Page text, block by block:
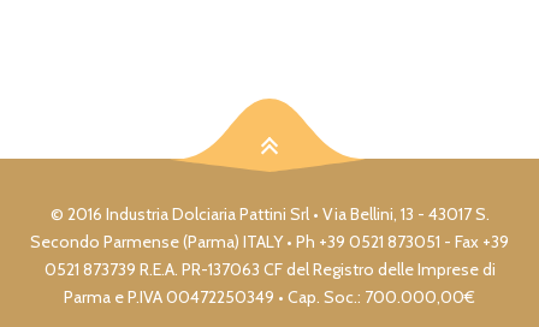
© 2016 Industria Dolciaria Pattini Srl • Via Bellini, 13 - 43017 S.
Secondo Parmense (Parma) ITALY • Ph +39 0521 873051 - Fax +39
0521 873739 R.E.A. PR-137063 CF del Registro delle Imprese di
Parma e P.IVA 00472250349 • Cap. Soc.: 700.000,00€